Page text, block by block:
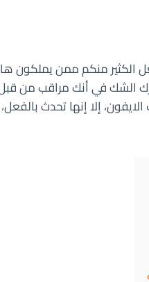
منكم ممن يملكون
الشك في أنك مراقب من
إلا إنها تحدث